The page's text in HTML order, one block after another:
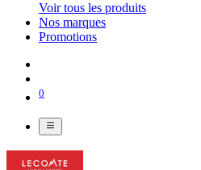
Voir tous les produits
Nos marques
Promotions
0